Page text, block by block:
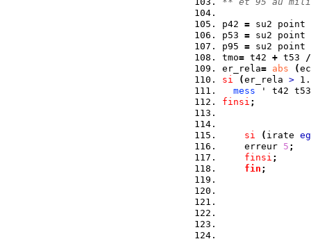
p42 = su2
p53 = su2
p95 = su2
tmo= t42 + t53 /
er_rela= abs (
si
(er_rela > 1.
mess ' t42
finsi ;
si ( irate
    erreur
5 ;
finsi ;
fin ;